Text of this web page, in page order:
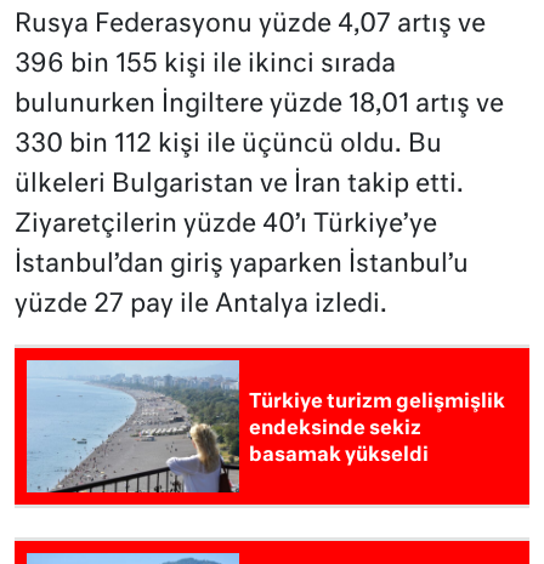
Rusya Federasyonu yüzde 4,07 artış ve
396 bin 155 kişi ile ikinci sırada
bulunurken İngiltere yüzde 18,01 artış ve
330 bin 112 kişi ile üçüncü oldu. Bu
ülkeleri Bulgaristan ve İran takip etti.
Ziyaretçilerin yüzde 40’ı Türkiye’ye
İstanbul’dan giriş yaparken İstanbul’u
yüzde 27 pay ile Antalya izledi.
Türkiye turizm gelişmişlik
endeksinde sekiz
basamak yükseldi